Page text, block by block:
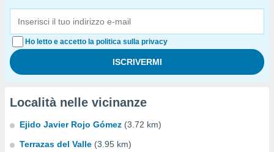
Ho letto e accetto la politica sulla privacy
Località nelle vicinanze
Ejido Javier Rojo Gómez (3.72 km)
Terrazas del Valle (3.95 km)